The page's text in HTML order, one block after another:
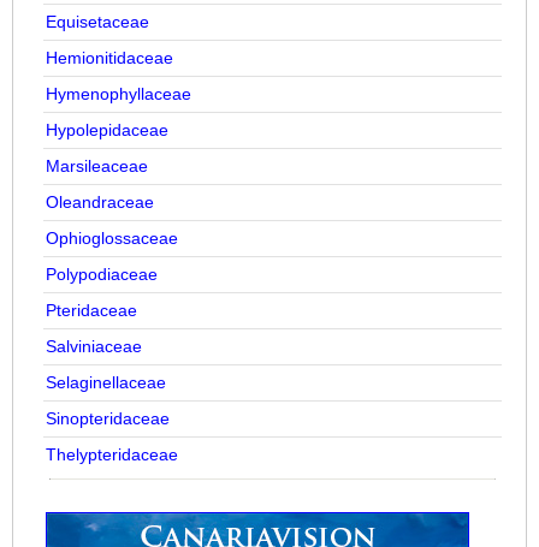
Equisetaceae
Hemionitidaceae
Hymenophyllaceae
Hypolepidaceae
Marsileaceae
Oleandraceae
Ophioglossaceae
Polypodiaceae
Pteridaceae
Salviniaceae
Selaginellaceae
Sinopteridaceae
Thelypteridaceae